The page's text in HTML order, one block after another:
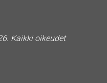
Kaikki oikeudet